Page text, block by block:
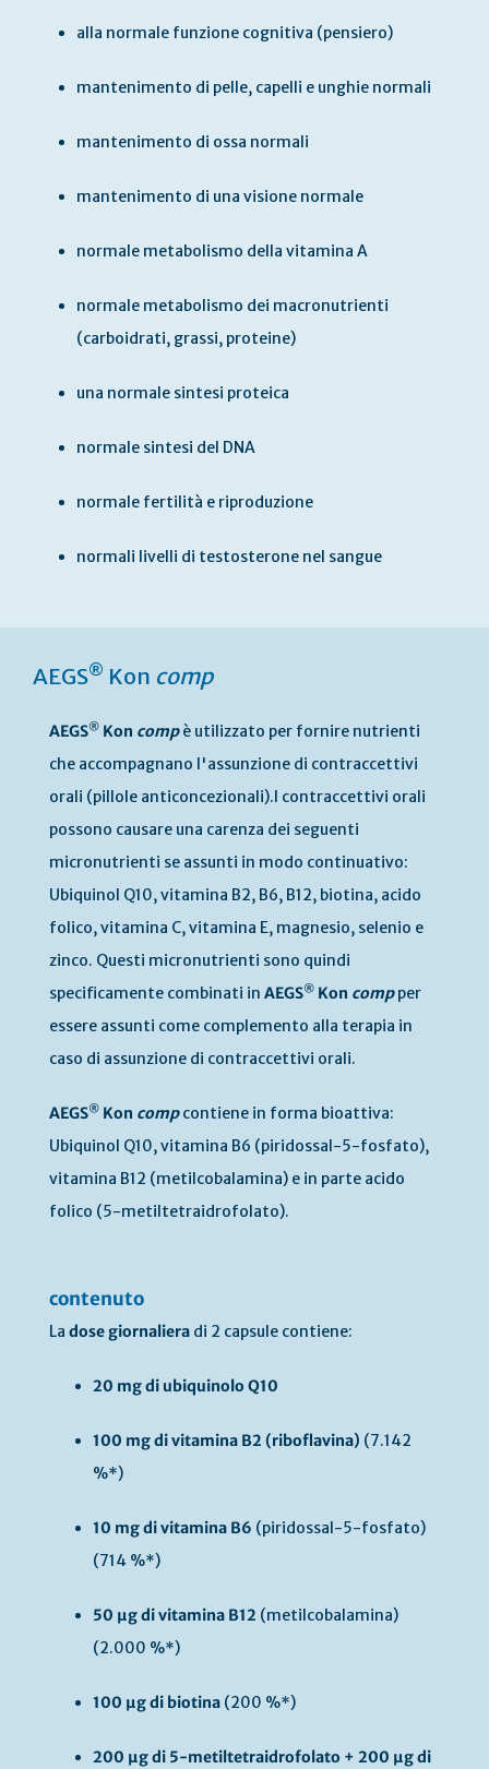
alla normale funzione cognitiva (pensiero)
mantenimento di pelle, capelli e unghie normali
mantenimento di ossa normali
mantenimento di una visione normale
normale metabolismo della vitamina A
normale metabolismo dei macronutrienti
(carboidrati, grassi, proteine)
una normale sintesi proteica
normale sintesi del DNA
normale fertilità e riproduzione
normali livelli di testosterone nel sangue
AEGS® Kon comp
AEGS® Kon compè utilizzato per fornire nutrienti
che accompagnano l'assunzione di contraccettivi
orali (pillole anticoncezionali).I contraccettivi orali
possono causare una carenza dei seguenti
micronutrienti se assunti in modo continuativo:
Ubiquinol Q10, vitamina B2, B6, B12, biotina, acido
folico, vitamina C, vitamina E, magnesio, selenio e
zinco. Questi micronutrienti sono quindi
specificamente combinati in AEGS® Kon comp per
essere assunti come complemento alla terapia in
caso di assunzione di contraccettivi orali.
AEGS® Kon compcontiene in forma bioattiva:
Ubiquinol Q10, vitamina B6 (piridossal-5-fosfato),
vitamina B12 (metilcobalamina) e in parte acido
folico (5-metiltetraidrofolato).
contenuto
La dose giornaliera di 2 capsule contiene:
20 mg di ubiquinolo Q10
100 mg di vitamina B2 (riboflavina) (7.142
%*)
10 mg di vitamina B6 (piridossal-5-fosfato)
(714 %*)
50 µg di vitamina B12 (metilcobalamina)
(2.000 %*)
100 µg di biotina (200 %*)
200 µg di 5-metiltetraidrofolato + 200 µg di